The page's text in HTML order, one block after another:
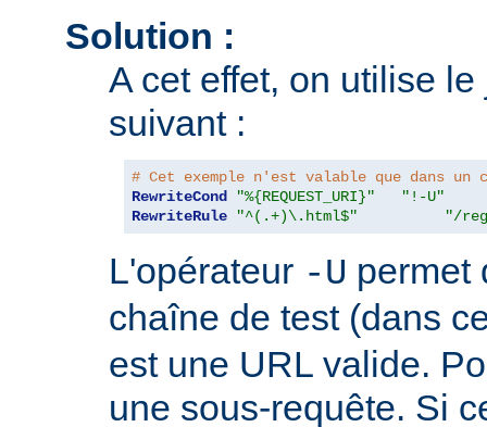
Solution :
A cet effet, on utilise
suivant :
# Cet exemple n'est valable que dans un
RewriteCond
"%{REQUEST_URI}"
"!-U"
RewriteRule
"^(.+)\.html$" "/
L'opérateur -U permet
chaîne de test (dans
est une URL valide.
une sous-requête. Si